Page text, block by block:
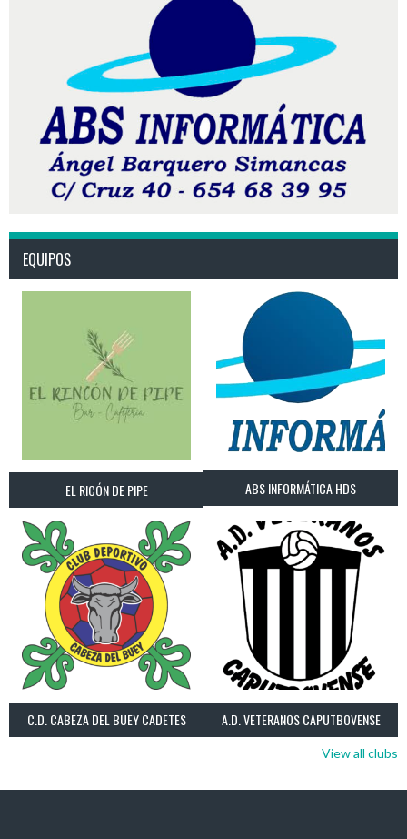
EQUIPOS
EL RICÓN DE PIPE ABS INFORMÁTICA HDS
C.D. CABEZA DEL BUEY CADETES A.D. VETERANOS CAPUTBOVENSE
View all clubs